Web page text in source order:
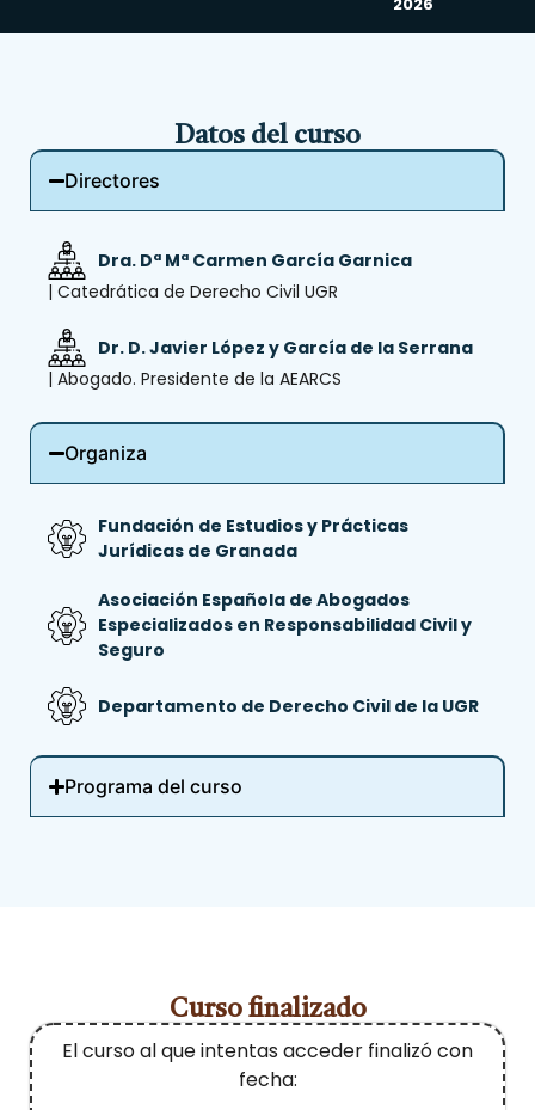
Datos del curso
Directores
Dra. Dª Mª Carmen García Garnica
| Catedrática de Derecho Civil UGR
Dr. D. Javier López y García de la Serrana
| Abogado. Presidente de la AEARCS
Organiza
Fundación de Estudios y Prácticas
Jurídicas de Granada
Asociación Española de Abogados
Especializados en Responsabilidad Civil y
Seguro
Departamento de Derecho Civil de la UGR
Programa del curso
Curso finalizado
El curso al que intentas acceder finalizó con
fecha: